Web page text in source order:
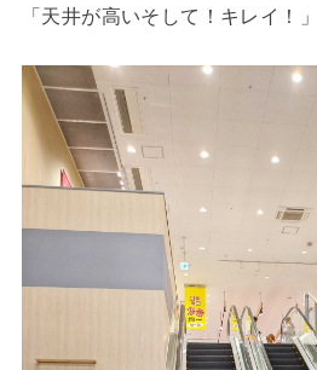
「天井が高いそして！キレイ！」